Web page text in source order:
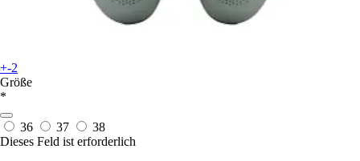
+-2
Größe
*
36 37
38
Dieses Feld ist erforderlich